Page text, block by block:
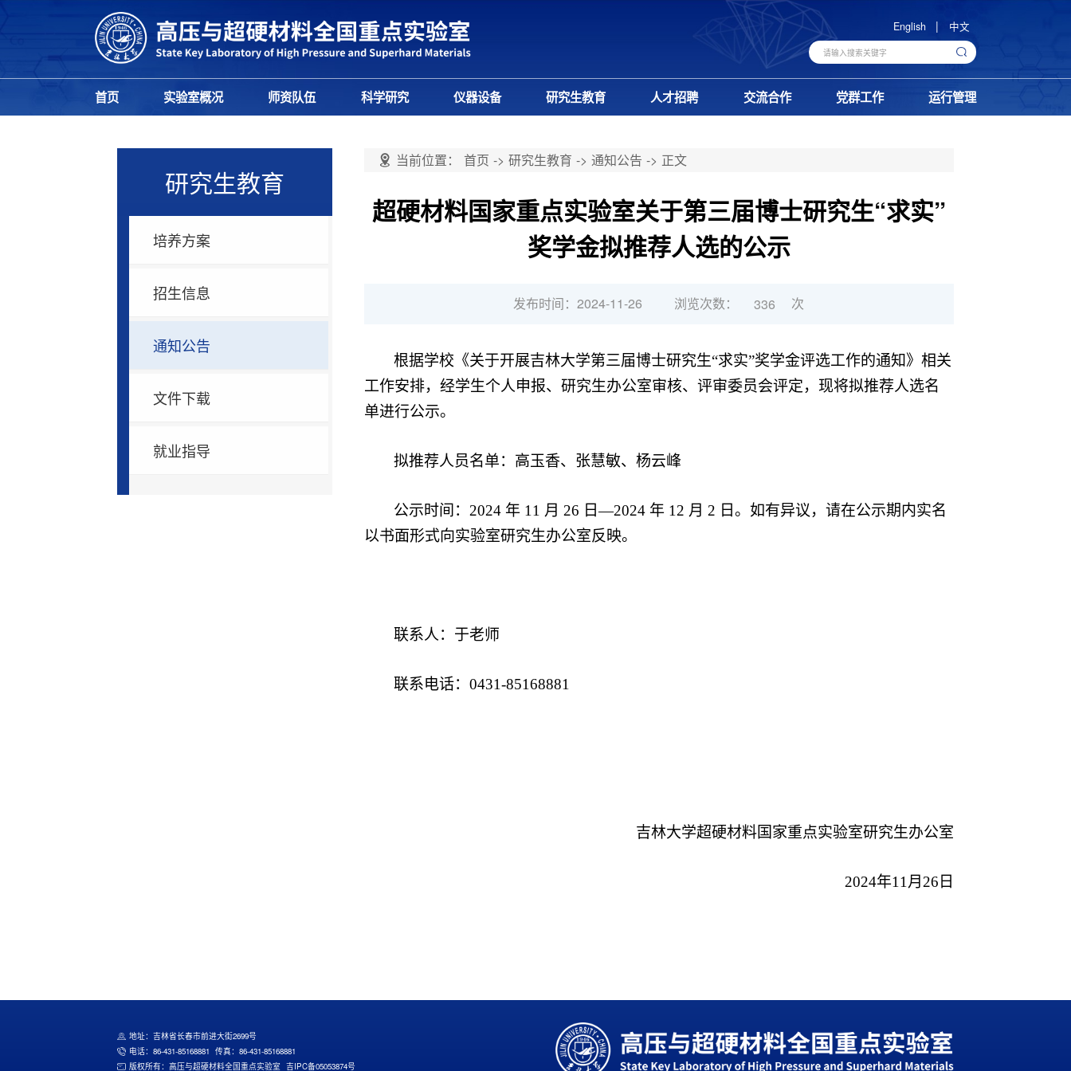
English | 中文
首页 实验室概况 师资队伍 科学研究 仪器设备 研究生教育 人才招聘 交流合作 党群工作 运行管理
研究生教育
培养方案
招生信息
通知公告
文件下载
就业指导
当前位置： 首页 -> 研究生教育 -> 通知公告 -> 正文
超硬材料国家重点实验室关于第三届博士研究生“求实”
奖学金拟推荐人选的公示
发布时间：2024-11-26 浏览次数： 336 次
根据学校《关于开展吉林大学第三届博士研究生“求实”奖学金评选工作的通知》相关
工作安排，经学生个人申报、研究生办公室审核、评审委员会评定，现将拟推荐人选名
单进行公示。
拟推荐人员名单：高玉香、张慧敏、杨云峰
公示时间：2024 年 11 月 26 日—2024 年 12 月2 日。如有异议，请在公示期内实名
以书面形式向实验室研究生办公室反映。
联系人：于老师
联系电话：0431-85168881
吉林大学超硬材料国家重点实验室研究生办公室
2024年11月26 日
地址：吉林省长春市前进大街2699号
电话：86-431-85168881 传真：86-431-85168881
版权所有：高压与超硬材料全国重点实验室 吉IPC备05053874号